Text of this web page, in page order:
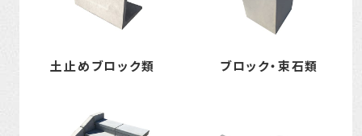
土止めブロック類 ブロック・束石類